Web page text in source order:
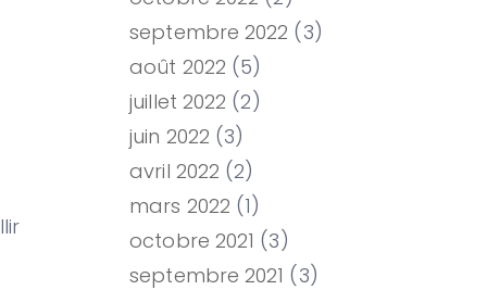
septembre 2022 (3)
août 2022 (5)
juillet 2022 (2)
juin 2022 (3)
avril 2022 (2)
mars 2022 (1)
octobre 2021 (3)
septembre 2021 (3)